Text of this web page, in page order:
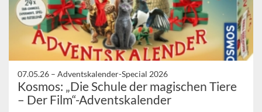
07.05.26 – Adventskalender-Special 2026
Kosmos: „Die Schule der magischen Tiere
– Der Film“-Adventskalender